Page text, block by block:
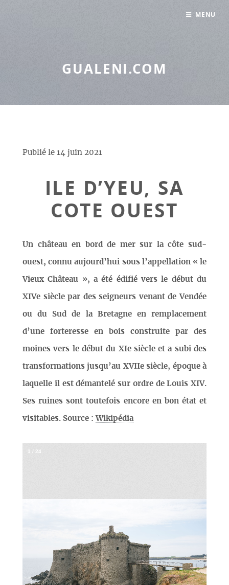
GUALENI.COM
Publié le 14 juin 2021
ILE D’YEU, SA
COTE OUEST
Un château en bord de mer sur la côte sud-
ouest, connu aujourd’hui sous l’appellation « le
Vieux Château », a été édifié vers le début du
XIVe siècle par des seigneurs venant de Vendée
ou du Sud de la Bretagne en remplacement
d’une forteresse en bois construite par des
moines vers le début du XIe siècle et a subi des
transformations jusqu’au XVIIe siècle, époque à
laquelle il est démantelé sur ordre de Louis XIV.
Ses ruines sont toutefois encore en bon état et
visitables. Source : Wikipédia
1 / 24
MENU